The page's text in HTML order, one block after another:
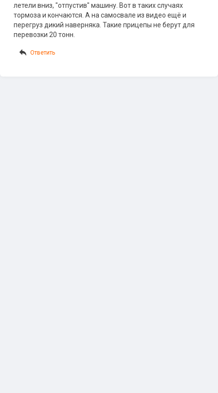
летели вниз, "отпустив" машину. Вот в таких случаях
тормоза и кончаются. А на самосвале из видео ещё и
перегруз дикий наверняка. Такие прицепы не берут для
перевозки 20 тонн.
Ответить